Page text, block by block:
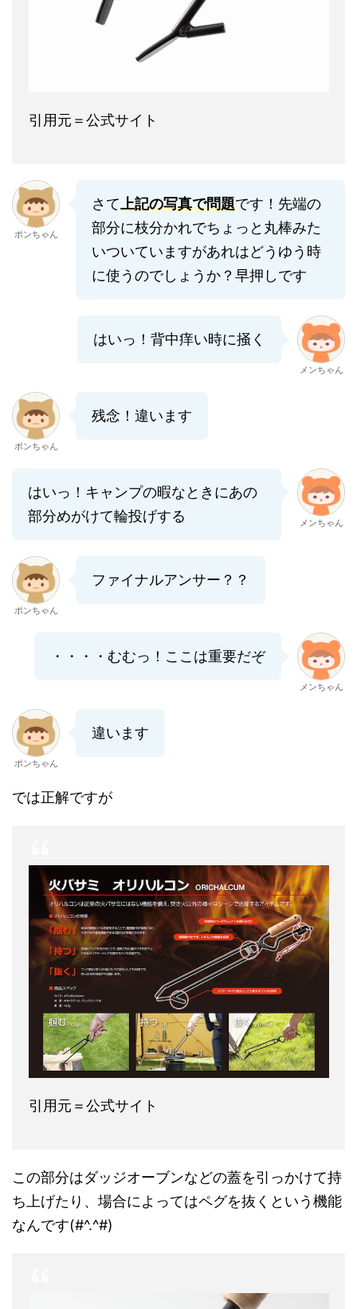
引用元＝公式サイト
ポンちゃん
さて上記の写真で問題です！先端の
部分に枝分かれでちょっと丸棒みた
いついていますがあれはどうゆう時
に使うのでしょうか？早押しです
はいっ！背中痒い時に掻く
メンちゃん
ポンちゃん
残念！違います
はいっ！キャンプの暇なときにあの
部分めがけて輪投げする
メンちゃん
ポンちゃん
ファイナルアンサー？？
・・・・むむっ！ここは重要だぞ
メンちゃん
ポンちゃん
違います
では正解ですが
引用元＝公式サイト
この部分はダッジオーブンなどの蓋を引っかけて持
ち上げたり、場合によってはペグを抜くという機能
なんです(#^.^#)